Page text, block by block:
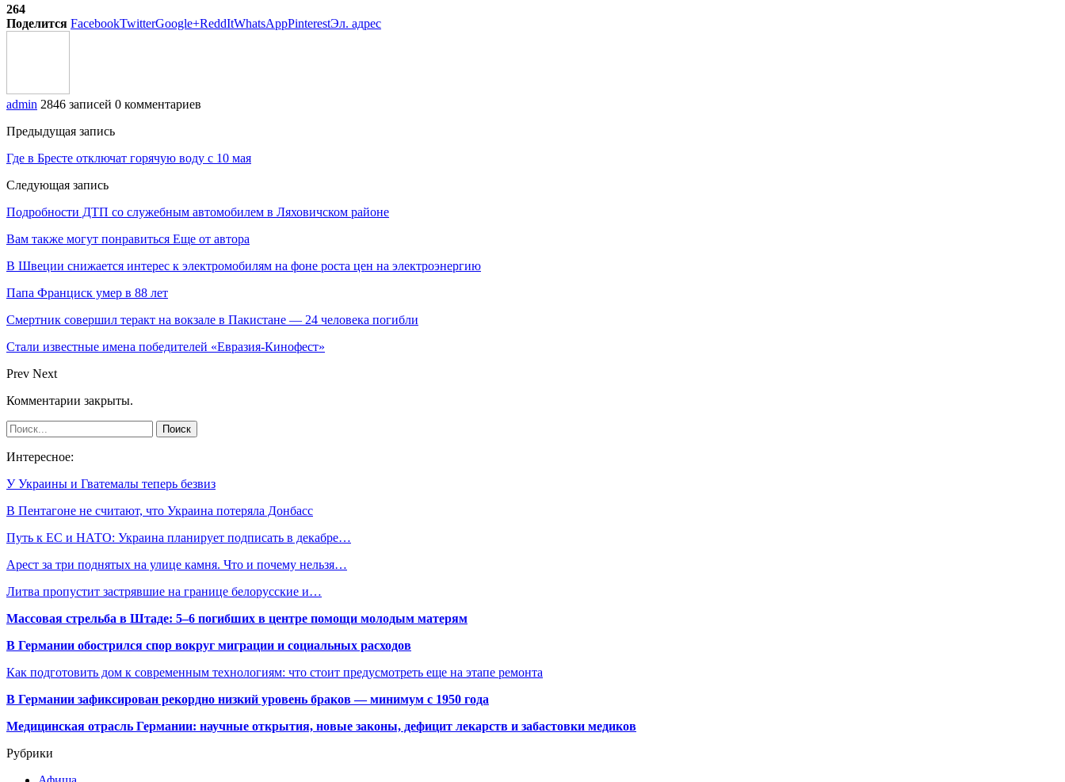
264
Поделится FacebookTwitterGoogle+ReddItWhatsAppPinterestЭл. адрес
admin 2846 записей 0 комментариев
Предыдущая запись
Где в Бресте отключат горячую воду с 10 мая
Следующая запись
Подробности ДТП со служебным автомобилем в Ляховичском районе
Вам также могут понравиться Еще от автора
В Швеции снижается интерес к электромобилям на фоне роста цен на электроэнергию
Папа Франциск умер в 88 лет
Смертник совершил теракт на вокзале в Пакистане — 24 человека погибли
Стали известные имена победителей «Евразия-Кинофест»
Prev Next
Комментарии закрыты.
Интересное:
У Украины и Гватемалы теперь безвиз
В Пентагоне не считают, что Украина потеряла Донбасс
Путь к ЕС и НАТО: Украина планирует подписать в декабре…
Арест за три поднятых на улице камня. Что и почему нельзя…
Литва пропустит застрявшие на границе белорусские и…
Массовая стрельба в Штаде: 5–6 погибших в центре помощи молодым матерям
В Германии обострился спор вокруг миграции и социальных расходов
Как подготовить дом к современным технологиям: что стоит предусмотреть еще на этапе ремонта
В Германии зафиксирован рекордно низкий уровень браков — минимум с 1950 года
Медицинская отрасль Германии: научные открытия, новые законы, дефицит лекарств и забастовки медиков
Рубрики